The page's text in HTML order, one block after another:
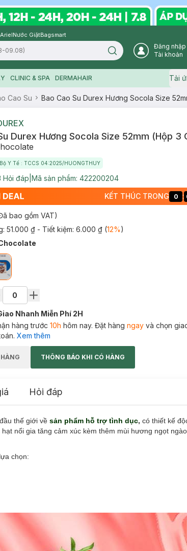
ArielNước GiặtBagsmart
Search icon
Đăng nhập
Tài khoản
CLINIC & SPA DERMAHAIR Tải
Cao Su Bao Cao Su Durex Hương Socola Size
Durex Hương Socola Size 52mm (Hộp 3
Y Tế : TCCS 04:2025/HUONGTHUY
Hỏi đáp Mã sản phẩm: 422200204
KẾT THÚC TRONG 0 :
bao gồm VAT)
51.000 ₫ - Tiết kiệm: 6.000 ₫(12%)
Nhanh Miễn Phí 2H
hàng trước 10h hôm nay. Đặt hàng ngayvà chọn
Xem thêm
THÔNG BÁO KHI CÓ HÀNG
Hỏi đáp
thế giới về sản phẩm hỗ trợ tình dục, có thiết kế
nổi gia tăng cảm xúc kèm thêm mùi hương ngọt
chọn: